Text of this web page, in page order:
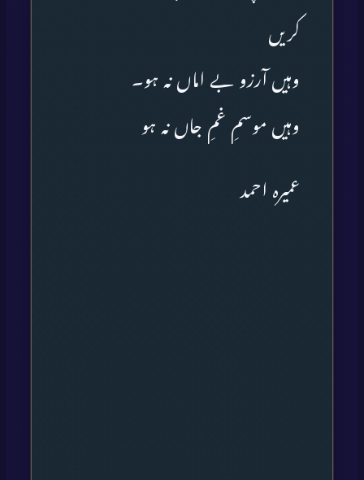
کریں
وہیں آرزو بے اماں نہ ہو۔
وہیں موسمِ غمِ جاں نہ ہو
عمیرہ احمد